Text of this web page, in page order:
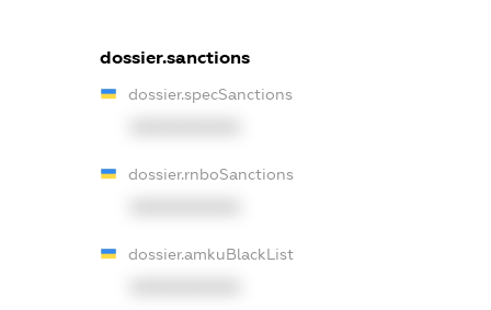
dossier.sanctions
dossier.specSanctions
dossier.rnboSanctions
dossier.amkuBlackList